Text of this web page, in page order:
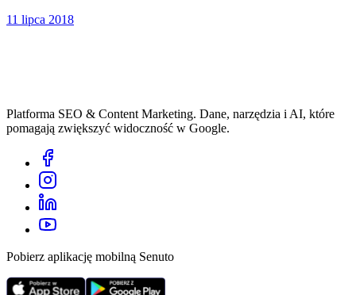
11 lipca 2018
Platforma SEO & Content Marketing. Dane, narzędzia i AI, które
pomagają zwiększyć widoczność w Google.
Pobierz aplikację mobilną Senuto